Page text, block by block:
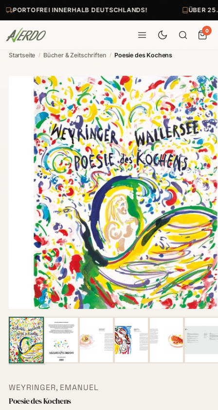
PORTOFREI INNERHALB DEUTSCHLANDS! ÜBER
0
Startseite / Bücher & Zeitschriften / Poesie des Kochens
WEYRINGER, EMANUEL
Poesie des Kochens